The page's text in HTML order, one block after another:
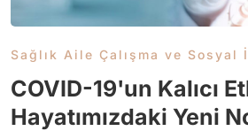
Sağlık Aile Çalışma ve Sosyal
COVID-19'un Kalıcı
Hayatımızdaki Yeni